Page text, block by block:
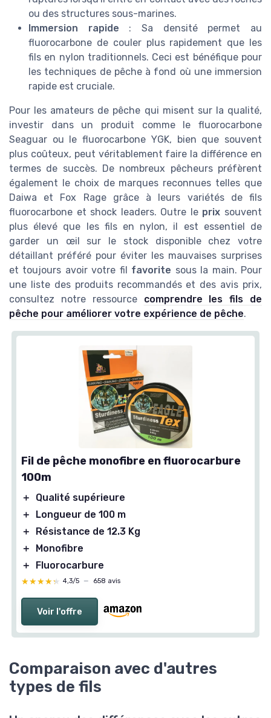
ou des structures sous-marines.
Immersion rapide : Sa densité permet au
fluorocarbone de couler plus rapidement que les
fils en nylon traditionnels. Ceci est bénéfique pour
les techniques de pêche à fond où une immersion
rapide est cruciale.
Pour les amateurs de pêche qui misent sur la qualité,
investir dans un produit comme le fluorocarbone
Seaguar ou le fluorocarbone YGK, bien que souvent
plus coûteux, peut véritablement faire la différence en
termes de succès. De nombreux pêcheurs préfèrent
également le choix de marques reconnues telles que
Daiwa et Fox Rage grâce à leurs variétés de fils
fluorocarbone et shock leaders. Outre le prix souvent
plus élevé que les fils en nylon, il est essentiel de
garder un œil sur le stock disponible chez votre
détaillant préféré pour éviter les mauvaises surprises
et toujours avoir votre fil favorite sous la main. Pour
une liste des produits recommandés et des avis prix,
consultez notre ressource comprendre les fils de
pêche pour améliorer votre expérience de pêche.
Fil de pêche monofibre en fluorocarbure
100m
＋
Qualité supérieure
＋
Longueur de 100 m
＋
Résistance de 12.3 Kg
＋
Monofibre
＋
Fluorocarbure
★★★★★
★★★★★ 4,3/5 — 658 avis
Voir l'offre
Comparaison avec d'autres
types de fils